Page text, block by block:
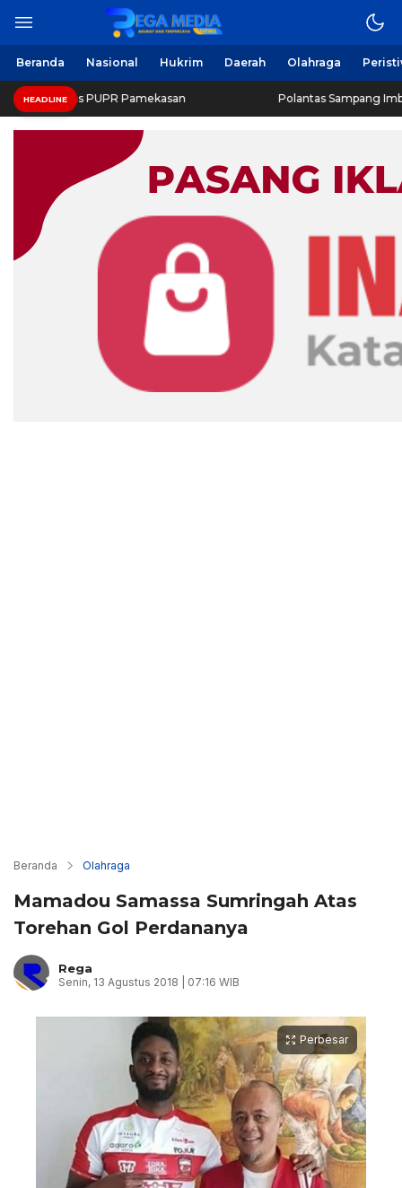
Beranda Nasional Hukrim Daerah Olahraga
HEADLINE
PUPR Pamekasan Polantas Sampang Imbau Latihan
Beranda Olahraga
Mamadou Samassa Sumringah Atas
Torehan Gol Perdananya
Rega
Senin, 13 Agustus 2018 | 07:16 WIB
Perbesar